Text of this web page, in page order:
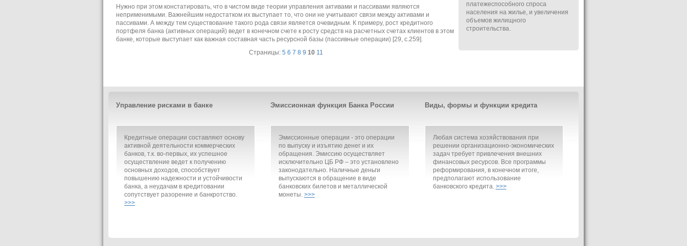
Нужно при этом констатировать, что в чистом виде теории управления активами и пассивами являются
неприменимыми. Важнейшим недостатком их выступает то, что они не учитывают связи между активами и
пассивами. А между тем существование такого рода связи является очевидным. К примеру, рост кредитного
портфеля банка (активных операций) ведет в конечном счете к росту средств на расчетных счетах клиентов в этом
банке, которые выступает как важная составная часть ресурсной базы (пассивные операции) [29, с.259].
Страницы: 5 6 7 8 9 10 11
платежеспособного спроса
населения на жилье, и увеличения
объемов жилищного
строительства.
Управление рисками в банке
Кредитные операции составляют основу
активной деятельности коммерческих
банков, т.к. во-первых, их успешное
осуществление ведет к получению
основных доходов, способствует
повышению надежности и устойчивости
банка, а неудачам в кредитовании
сопутствует разорение и банкротство.
>>>
Эмиссионная функция Банка России
Эмиссионные операции - это операции
по выпуску и изъятию денег и их
обращения. Эмиссию осуществляет
исключительно ЦБ РФ – это установлено
законодательно. Наличные деньги
выпускаются в обращение в виде
банковских билетов и металлической
монеты. >>>
Виды, формы и функции кредита
Любая система хозяйствования при
решении организационно-экономических
задач требует привлечения внешних
финансовых ресурсов. Все программы
реформирования, в конечном итоге,
предполагают использование
банковского кредита. >>>